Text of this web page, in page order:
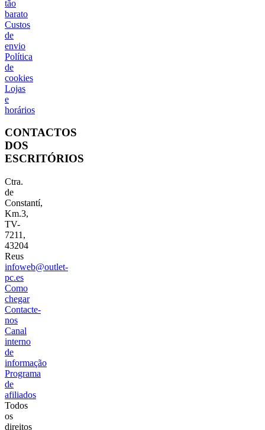
tão
barato
Custos
de
envio
Política
de
cookies
Lojas
e
horários
CONTACTOS
DOS
ESCRITÓRIOS
Ctra.
de
Constantí,
Km.3,
TV-
7211,
43204
Reus
infoweb@outlet-
pc.es
Como
chegar
Contacte-
nos
Canal
interno
de
informação
Programa
de
afiliados
Todos
os
direitos